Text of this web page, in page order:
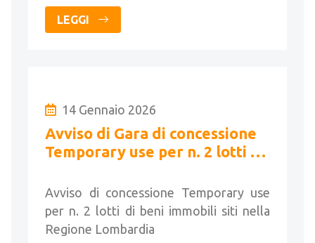
LEGGI
14 Gennaio 2026
Avviso di Gara di concessione
Temporary use per n. 2 lotti di
Avviso di concessione Temporary use
per n. 2 lotti di beni immobili siti nella
Regione Lombardia